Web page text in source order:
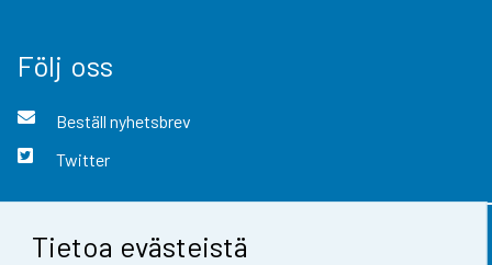
Tietoa evästeistä
Följ oss
Beställ nyhetsbrev
Twitter
Kontaktinformation